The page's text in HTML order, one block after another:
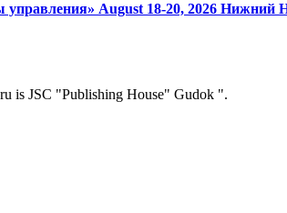
управления» August 18-20, 2026 Нижний
is JSC "Publishing House" Gudok ".